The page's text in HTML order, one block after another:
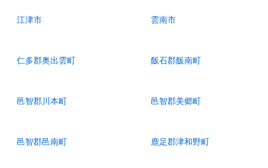
江津市 雲南市
仁多郡奥出雲町 飯石郡飯南町
邑智郡川本町 邑智郡美郷町
邑智郡邑南町 鹿足郡津和野町